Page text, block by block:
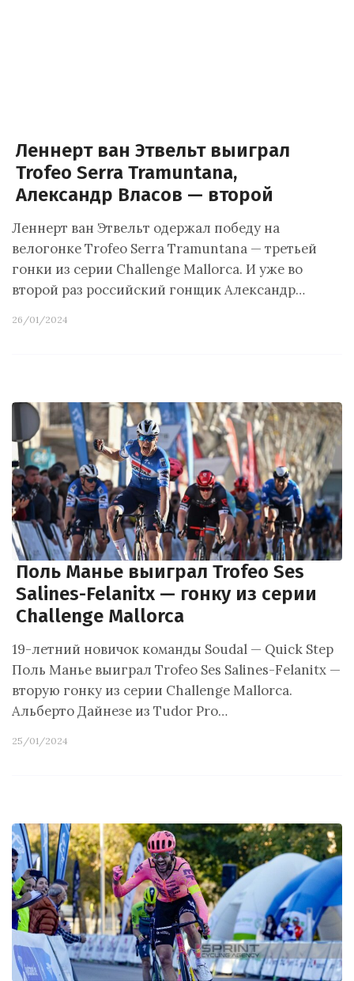
Леннерт ван Этвельт выиграл
Trofeo Serra Tramuntana,
Александр Власов — второй
Леннерт ван Этвельт одержал победу на
велогонке Trofeo Serra Tramuntana — третьей
гонки из серии Challenge Mallorca. И уже во
второй раз российский гонщик Александр…
26/01/2024
Поль Манье выиграл Trofeo Ses
Salines-Felanitx — гонку из серии
Challenge Mallorca
19-летний новичок команды Soudal — Quick Step
Поль Манье выиграл Trofeo Ses Salines-Felanitx —
вторую гонку из серии Challenge Mallorca.
Альберто Дайнезе из Tudor Pro…
25/01/2024